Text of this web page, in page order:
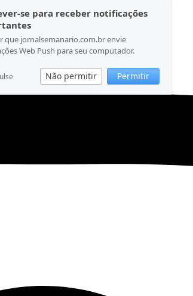
se para receber notificações
que jornalsemanario.com.br envie
Web Push para seu computador.
Não permitir Permitir